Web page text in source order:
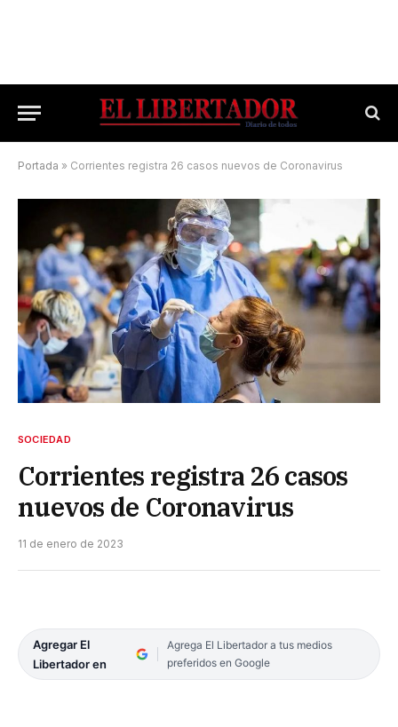
Portada » Corrientes registra 26 casos nuevos de Coronavirus
SOCIEDAD
Corrientes registra 26 casos
nuevos de Coronavirus
11 de enero de 2023
Agregar El
Libertador en
Agrega El Libertador a tus medios
preferidos en Google